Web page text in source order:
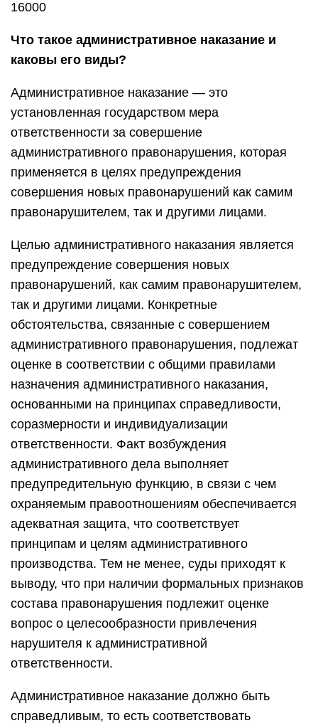
16000
Что такое административное наказание и
каковы его виды?
Административное наказание — это
установленная государством мера
ответственности за совершение
административного правонарушения, которая
применяется в целях предупреждения
совершения новых правонарушений как самим
правонарушителем, так и другими лицами.
Целью административного наказания является
предупреждение совершения новых
правонарушений, как самим правонарушителем,
так и другими лицами. Конкретные
обстоятельства, связанные с совершением
административного правонарушения, подлежат
оценке в соответствии с общими правилами
назначения административного наказания,
основанными на принципах справедливости,
соразмерности и индивидуализации
ответственности. Факт возбуждения
административного дела выполняет
предупредительную функцию, в связи с чем
охраняемым правоотношениям обеспечивается
адекватная защита, что соответствует
принципам и целям административного
производства. Тем не менее, суды приходят к
выводу, что при наличии формальных признаков
состава правонарушения подлежит оценке
вопрос о целесообразности привлечения
нарушителя к административной
ответственности.
Административное наказание должно быть
справедливым, то есть соответствовать